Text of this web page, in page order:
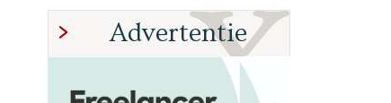
Advertentie